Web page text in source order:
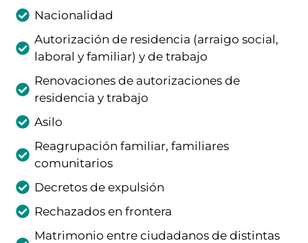
Nacionalidad
Autorización de residencia (arraigo social,
laboral y familiar) y de trabajo
Renovaciones de autorizaciones de
residencia y trabajo
Asilo
Reagrupación familiar, familiares
comunitarios
Decretos de expulsión
Rechazados en frontera
Matrimonio entre ciudadanos de distintas